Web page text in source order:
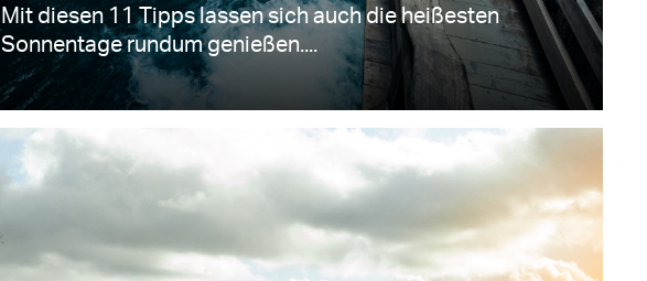
Mit diesen 11 Tipps lassen sich auch die heißesten
Sonnentage rundum genießen....